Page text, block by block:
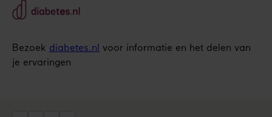
Bezoek diabetes.nl
voor informatie en het delen van
je ervaringen